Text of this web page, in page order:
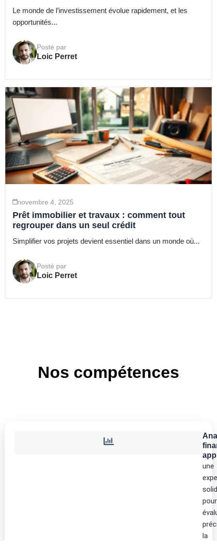
Le monde de l’investissement évolue rapidement, et les
opportunités...
Posté par
Loic Perret
novembre 4, 2025
Prêt immobilier et travaux : comment tout
regrouper dans un seul crédit
Simplifier vos projets devient essentiel dans un monde où...
Posté par
Loic Perret
Nos compétences
une
pour
la